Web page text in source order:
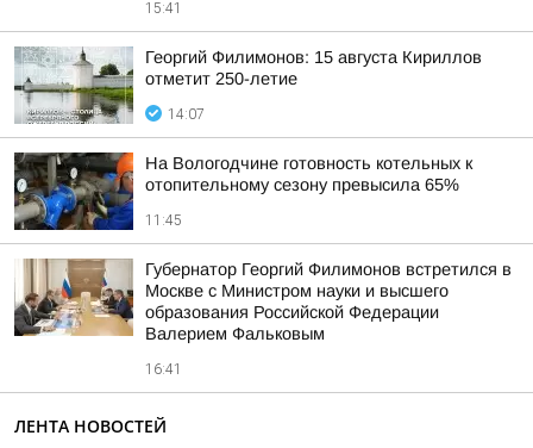
15:41
Георгий Филимонов: 15 августа Кириллов
отметит 250-летие
14:07
На Вологодчине готовность котельных к
отопительному сезону превысила 65%
11:45
Губернатор Георгий Филимонов встретился в
Москве с Министром науки и высшего
образования Российской Федерации
Валерием Фальковым
16:41
ЛЕНТА НОВОСТЕЙ